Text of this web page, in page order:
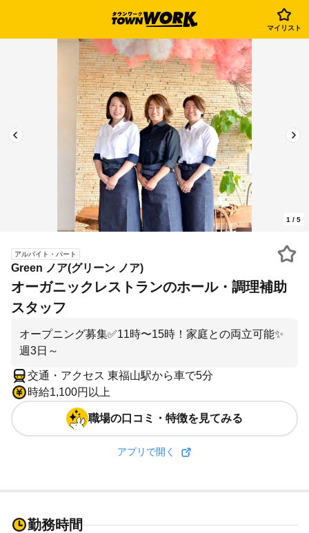
マイリスト
1 / 5
アルバイト・パート
Green ノア(グリーン ノア)
オーガニックレストランのホール・調理補助
スタッフ
オープニング募集✅11時〜15時！家庭との両立可能✨
週3日～
交通・アクセス 東福山駅から車で5分
時給1,100円以上
職場の口コミ・特徴を見てみる
アプリで開く
勤務時間